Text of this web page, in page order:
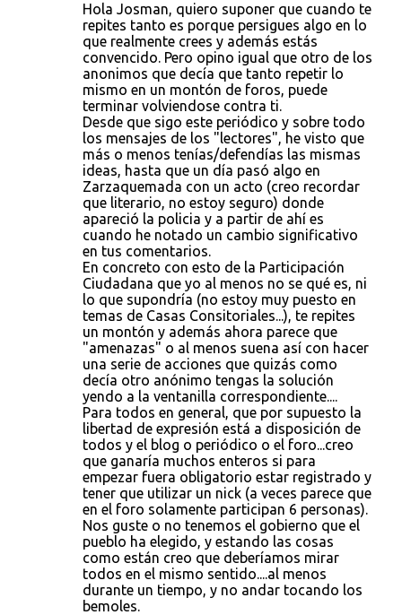
Hola Josman, quiero suponer que cuando te
repites tanto es porque persigues algo en lo
que realmente crees y además estás
convencido. Pero opino igual que otro de los
anonimos que decía que tanto repetir lo
mismo en un montón de foros, puede
terminar volviendose contra ti.
Desde que sigo este periódico y sobre todo
los mensajes de los "lectores", he visto que
más o menos tenías/defendías las mismas
ideas, hasta que un día pasó algo en
Zarzaquemada con un acto (creo recordar
que literario, no estoy seguro) donde
apareció la policia y a partir de ahí es
cuando he notado un cambio significativo
en tus comentarios.
En concreto con esto de la Participación
Ciudadana que yo al menos no se qué es, ni
lo que supondría (no estoy muy puesto en
temas de Casas Consitoriales...), te repites
un montón y además ahora parece que
"amenazas" o al menos suena así con hacer
una serie de acciones que quizás como
decía otro anónimo tengas la solución
yendo a la ventanilla correspondiente....
Para todos en general, que por supuesto la
libertad de expresión está a disposición de
todos y el blog o periódico o el foro...creo
que ganaría muchos enteros si para
empezar fuera obligatorio estar registrado y
tener que utilizar un nick (a veces parece que
en el foro solamente participan 6 personas).
Nos guste o no tenemos el gobierno que el
pueblo ha elegido, y estando las cosas
como están creo que deberíamos mirar
todos en el mismo sentido....al menos
durante un tiempo, y no andar tocando los
bemoles.